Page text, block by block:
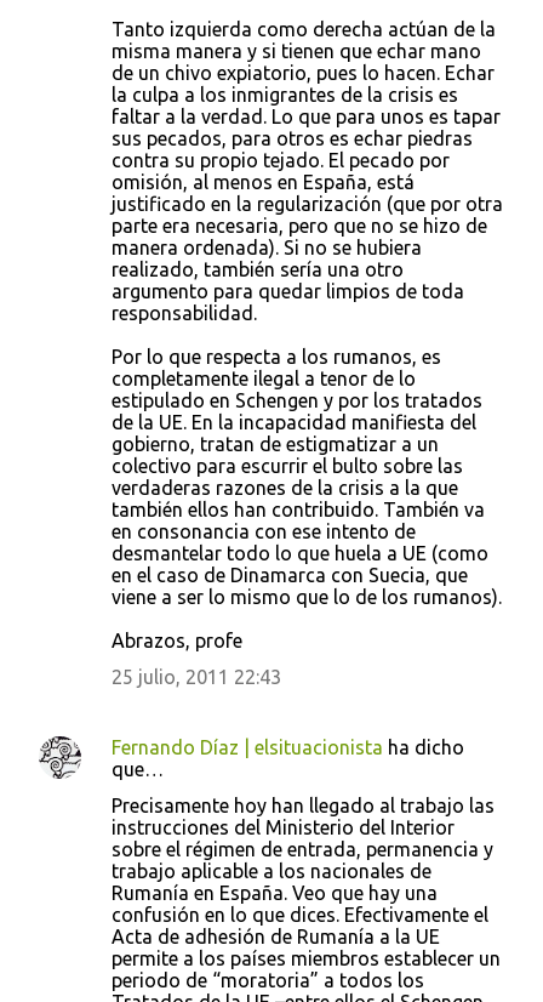
Tanto izquierda como derecha actúan de la
misma manera y si tienen que echar mano
de un chivo expiatorio, pues lo hacen. Echar
la culpa a los inmigrantes de la crisis es
faltar a la verdad. Lo que para unos es tapar
sus pecados, para otros es echar piedras
contra su propio tejado. El pecado por
omisión, al menos en España, está
justificado en la regularización (que por otra
parte era necesaria, pero que no se hizo de
manera ordenada). Si no se hubiera
realizado, también sería una otro
argumento para quedar limpios de toda
responsabilidad.
Por lo que respecta a los rumanos, es
completamente ilegal a tenor de lo
estipulado en Schengen y por los tratados
de la UE. En la incapacidad manifiesta del
gobierno, tratan de estigmatizar a un
colectivo para escurrir el bulto sobre las
verdaderas razones de la crisis a la que
también ellos han contribuido. También va
en consonancia con ese intento de
desmantelar todo lo que huela a UE (como
en el caso de Dinamarca con Suecia, que
viene a ser lo mismo que lo de los rumanos).
Abrazos, profe
25 julio, 2011 22:43
Fernando Díaz | elsituacionista ha dicho
que…
Precisamente hoy han llegado al trabajo las
instrucciones del Ministerio del Interior
sobre el régimen de entrada, permanencia y
trabajo aplicable a los nacionales de
Rumanía en España. Veo que hay una
confusión en lo que dices. Efectivamente el
Acta de adhesión de Rumanía a la UE
permite a los países miembros establecer un
periodo de “moratoria” a todos los